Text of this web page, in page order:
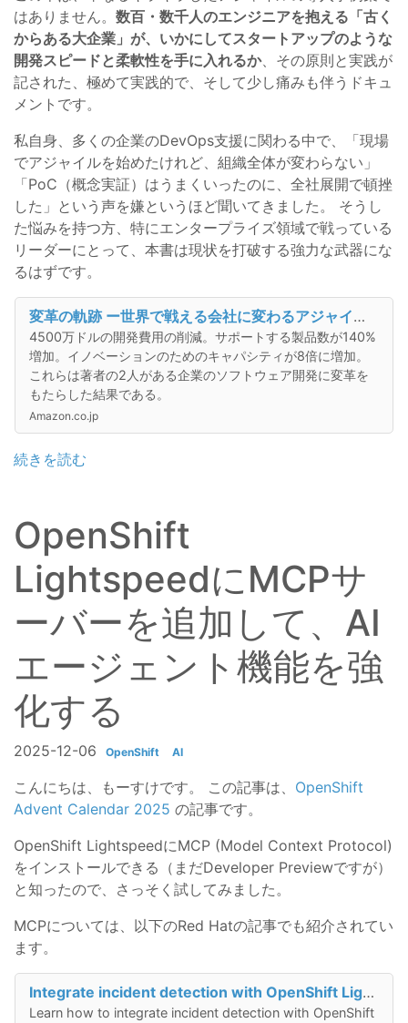
はありません。 数百・数千人のエンジニアを抱える「古く
からある大企業」が、いかにしてスタートアップのような
開発スピードと柔軟性を手に入れるか、その原則と実践が
記された、極めて実践的で、そして少し痛みも伴うドキュ
メントです。
私自身、多くの企業のDevOps支援に関わる中で、「現場
でアジャイルを始めたけれど、組織全体が変わらない」
「PoC（概念実証）はうまくいったのに、全社展開で頓挫
した」という声を嫌というほど聞いてきました。 そうし
た悩みを持つ方、特にエンタープライズ領域で戦っている
リーダーにとって、本書は現状を打破する強力な武器にな
るはずです。
変革の軌跡 ー世界で戦える会社に変わるアジャイル・DevOps導入の原則ー
4500万ドルの開発費用の削減。サポートする製品数が140%
増加。イノベーションのためのキャパシティが8倍に増加。
これらは著者の2人がある企業のソフトウェア開発に変革を
もたらした結果である。
Amazon.co.jp
続きを読む
OpenShift
LightspeedにMCPサ
ーバーを追加して、AI
エージェント機能を強
化する
2025-12-06 OpenShift AI
こんにちは、もーすけです。 この記事は、 OpenShift
Advent Calendar 2025 の記事です。
OpenShift LightspeedにMCP (Model Context Protocol)
をインストールできる（まだDeveloper Previewですが）
と知ったので、さっそく試してみました。
MCPについては、以下のRed Hatの記事でも紹介されてい
ます。
Integrate incident detection with OpenShift Lightspeed via MCP | Red Hat Developer
Learn how to integrate incident detection with OpenShift